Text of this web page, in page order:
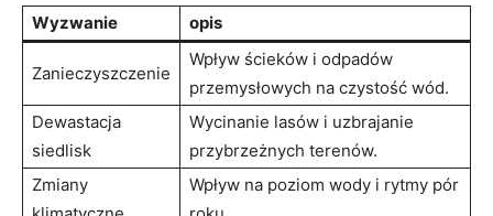
Wyzwanie opis
Zanieczyszczenie
Wpływ ścieków i odpadów
przemysłowych na czystość wód.
Dewastacja
siedlisk
Wycinanie lasów i uzbrajanie
przybrzeżnych terenów.
Zmiany
Wpływ na poziom wody i rytmy pór